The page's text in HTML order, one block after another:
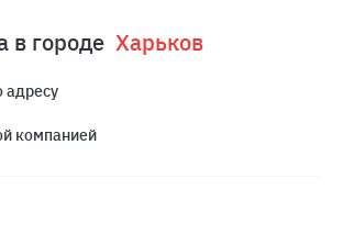
в городе Харьков
адресу
компанией